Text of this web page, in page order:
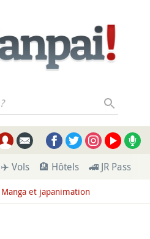
?
✈️ Vols 🏨 Hôtels 🚄 JR Pass
Manga et japanimation